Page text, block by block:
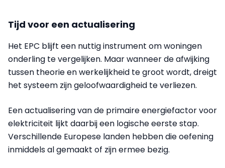
Tijd voor een actualisering
Het EPC blijft een nuttig instrument om woningen
onderling te vergelijken. Maar wanneer de afwijking
tussen theorie en werkelijkheid te groot wordt, dreigt
het systeem zijn geloofwaardigheid te verliezen.
Een actualisering van de primaire energiefactor voor
elektriciteit lijkt daarbij een logische eerste stap.
Verschillende Europese landen hebben die oefening
inmiddels al gemaakt of zijn ermee bezig.